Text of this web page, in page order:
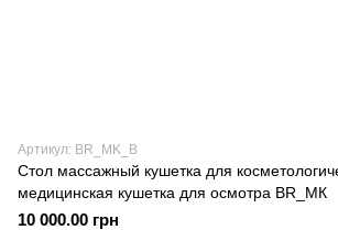
Артикул: BR_MK_B
Стол массажный кушетка для
медицинская кушетка для осмотра BR_MК
10 000.00 грн